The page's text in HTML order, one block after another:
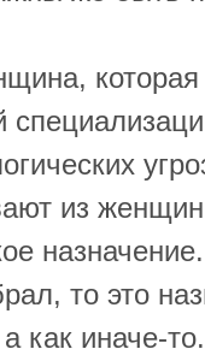
которая
из
назначение.
то это
как иначе-